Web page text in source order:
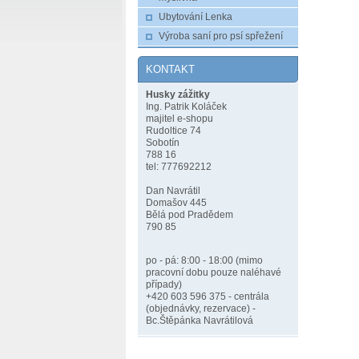
Ubytování Lenka
Výroba saní pro psí spřežení
KONTAKT
Husky zážitky
Ing. Patrik Koláček
majitel e-shopu
Rudoltice 74
Sobotín
788 16
tel: 777692212
Dan Navrátil
Domašov 445
Bělá pod Pradědem
790 85
po - pá: 8:00 - 18:00 (mimo
pracovní dobu pouze naléhavé
případy)
+420 603 596 375 - centrála
(objednávky, rezervace) -
Bc.Štěpánka Navrátilová